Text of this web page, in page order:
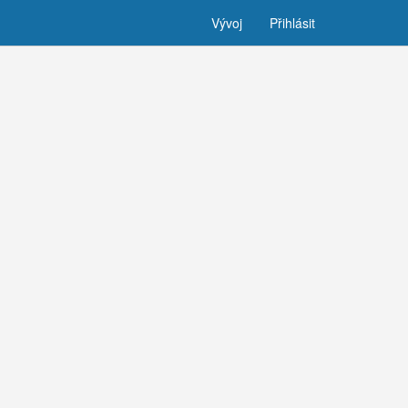
Vývoj Přihlásit